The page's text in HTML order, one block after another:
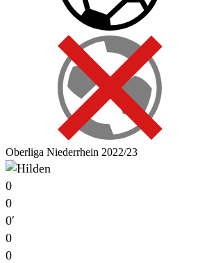
Oberliga Niederrhein 2022/23
0
0
0′
0
0